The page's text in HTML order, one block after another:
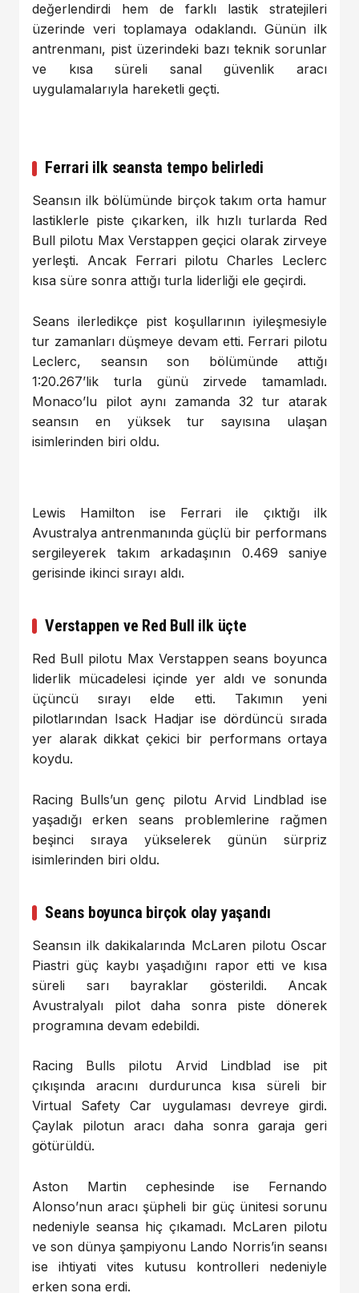
değerlendirdi hem de farklı lastik stratejileri
üzerinde veri toplamaya odaklandı. Günün ilk
antrenmanı, pist üzerindeki bazı teknik sorunlar
ve kısa süreli sanal güvenlik aracı
uygulamalarıyla hareketli geçti.
Ferrari ilk seansta tempo belirledi
Seansın ilk bölümünde birçok takım orta hamur
lastiklerle piste çıkarken, ilk hızlı turlarda Red
Bull pilotu Max Verstappen geçici olarak zirveye
yerleşti. Ancak Ferrari pilotu Charles Leclerc
kısa süre sonra attığı turla liderliği ele geçirdi.
Seans ilerledikçe pist koşullarının iyileşmesiyle
tur zamanları düşmeye devam etti. Ferrari pilotu
Leclerc, seansın son bölümünde attığı
1:20.267’lik turla günü zirvede tamamladı.
Monaco’lu pilot aynı zamanda 32 tur atarak
seansın en yüksek tur sayısına ulaşan
isimlerinden biri oldu.
Lewis Hamilton ise Ferrari ile çıktığı ilk
Avustralya antrenmanında güçlü bir performans
sergileyerek takım arkadaşının 0.469 saniye
gerisinde ikinci sırayı aldı.
Verstappen ve Red Bull ilk üçte
Red Bull pilotu Max Verstappen seans boyunca
liderlik mücadelesi içinde yer aldı ve sonunda
üçüncü sırayı elde etti. Takımın yeni
pilotlarından Isack Hadjar ise dördüncü sırada
yer alarak dikkat çekici bir performans ortaya
koydu.
Racing Bulls’un genç pilotu Arvid Lindblad ise
yaşadığı erken seans problemlerine rağmen
beşinci sıraya yükselerek günün sürpriz
isimlerinden biri oldu.
Seans boyunca birçok olay yaşandı
Seansın ilk dakikalarında McLaren pilotu Oscar
Piastri güç kaybı yaşadığını rapor etti ve kısa
süreli sarı bayraklar gösterildi. Ancak
Avustralyalı pilot daha sonra piste dönerek
programına devam edebildi.
Racing Bulls pilotu Arvid Lindblad ise pit
çıkışında aracını durdurunca kısa süreli bir
Virtual Safety Car uygulaması devreye girdi.
Çaylak pilotun aracı daha sonra garaja geri
götürüldü.
Aston Martin cephesinde ise Fernando
Alonso’nun aracı şüpheli bir güç ünitesi sorunu
nedeniyle seansa hiç çıkamadı. McLaren pilotu
ve son dünya şampiyonu Lando Norris’in seansı
ise ihtiyati vites kutusu kontrolleri nedeniyle
erken sona erdi.